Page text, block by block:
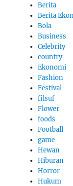
Berita
Berita
Bola
Business
Celebrity
country
Ekonomi
Fashion
Festival
filsuf
Flower
foods
Football
game
Hewan
Hiburan
Horror
Hukum